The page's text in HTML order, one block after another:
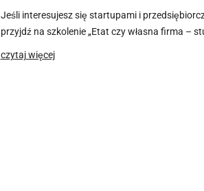
Jeśli interesujesz się startupami i
przyjdź na szkolenie „Etat czy własna firma –
czytaj więcej